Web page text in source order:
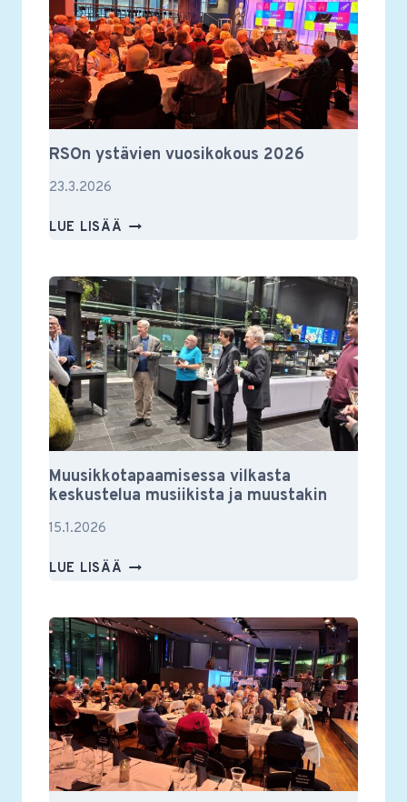
RSOn ystävien vuosikokous 2026
23.3.2026
LUE LISÄÄ RSON
2026
Muusikkotapaamisessa vilkasta
keskustelua musiikista ja muustakin
15.1.2026
LUE LISÄÄ MUUSIKKOTAPAAMISESSA
MUSIIKISTA
MUUSTAKIN